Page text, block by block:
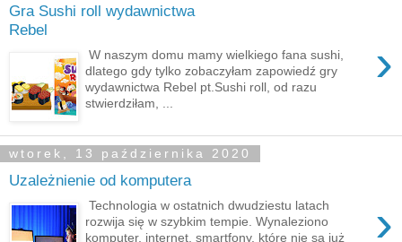
Gra Sushi roll wydawnictwa
Rebel
›
W naszym domu mamy wielkiego fana sushi,
dlatego gdy tylko zobaczyłam zapowiedź gry
wydawnictwa Rebel pt.Sushi roll, od razu
stwierdziłam, ...
wtorek, 13 października 2020
Uzależnienie od komputera
›
Technologia w ostatnich dwudziestu latach
rozwija się w szybkim tempie. Wynaleziono
komputer, internet, smartfony, które nie są już